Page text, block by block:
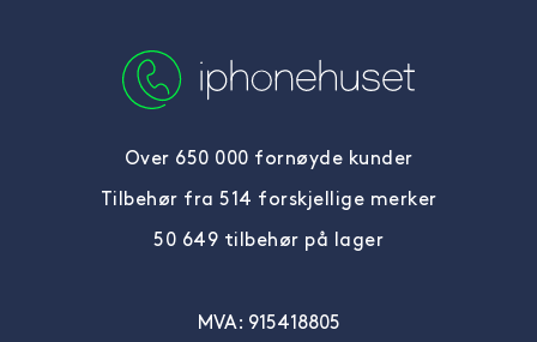
Over 650 000 fornøyde kunder
Tilbehør fra 514 forskjellige merker
50 649 tilbehør på lager
MVA: 915418805